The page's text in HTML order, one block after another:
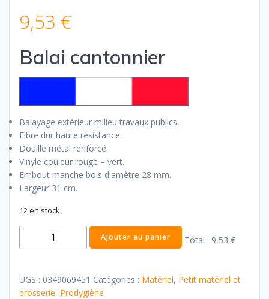
9,53 €
Balai cantonnier
Balayage extérieur milieu travaux publics.
Fibre dur haute résistance.
Douille métal renforcé.
Vinyle couleur rouge – vert.
Embout manche bois diamètre 28 mm.
Largeur 31 cm.
12 en stock
quantité
de
cantonnier
Ajouter au panier Total : 9,53 €
UGS : 0349069451 Catégories : Matériel, Petit matériel et
brosserie, Prodygiène